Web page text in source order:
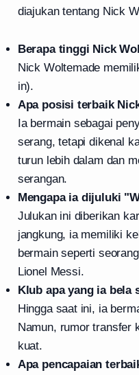
diajukan tentang Nick
Berapa tinggi Nick
Nick Woltemade
in).
Apa posisi terbaik
Ia bermain sebagai
serang, tetapi dikenal
turun lebih dalam dan
serangan.
Mengapa ia dijuluki
Julukan ini diberikan
jangkung, ia memiliki
bermain seperti
Lionel Messi.
Klub apa yang ia bela
Hingga saat ini, ia
Namun, rumor transfer
kuat.
Apa pencapaian